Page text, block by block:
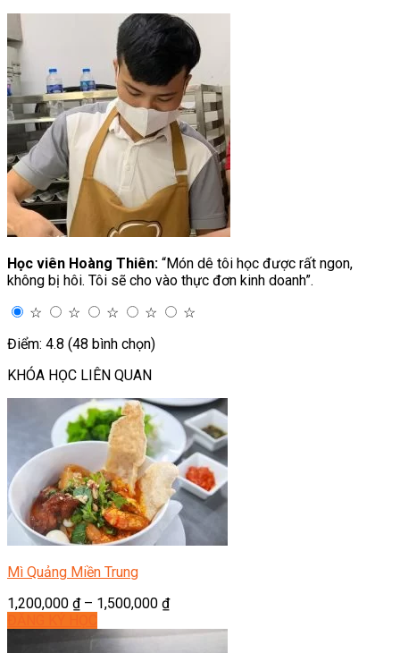
Học viên Hoàng Thiên: “Món dê tôi học được rất ngon,
không bị hôi. Tôi sẽ cho vào thực đơn kinh doanh”.
☆
☆ ☆ ☆
☆
Điểm: 4.8 (48 bình chọn)
KHÓA HỌC LIÊN QUAN
Mì Quảng Miền Trung
1,200,000 ₫– 1,500,000 ₫